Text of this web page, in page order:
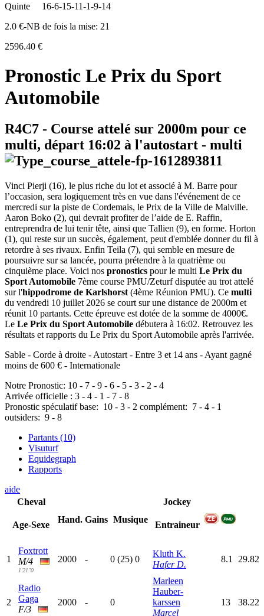
Quinte
16-6-15-11-1-9-14
2.0 €-NB de fois la mise: 21
2596.40 €
Pronostic Le Prix du Sport
Automobile
R4C7 - Course attelé sur 2000m pour ce
multi, départ 16:02 à l'autostart - multi
Vinci Pierji (16), le plus riche du lot et associé à M. Barre pour
l’occasion, sera logiquement très en vue dans l'événement de ce
mercredi sur la piste de Cordemais, le Prix de la Ville de Malville.
Aaron Boko (2), qui devrait profiter de l’aide de E. Raffin,
entreprendra de lui tenir tête, ainsi que Tallien (9), en forme. Horton
(1), qui reste sur un succès, également, peut d'emblée donner du fil à
retordre à ses rivaux. Enfin Teila (7), qui semble en mesure de
poursuivre sur sa lancée, pourra prétendre à la quatrième ou
cinquième place. Voici nos pronostics pour le multi Le Prix du
Sport Automobile 7ème course PMU/Zeturf disputée au trot attelé
sur l'hippodrome de Karlshorst (4ème Réunion PMU). Ce multi
du vendredi 10 juillet 2026 se court sur une distance de 2000m et
réunit 10 partants. Cette épreuve est dotée de la somme de 4000€.
Le Le Prix du Sport Automobile débutera à 16:02. Retrouvez les
résultats et rapports du Le Prix du Sport Automobile après l'arrivée.
Sable - Corde à droite - Autostart - Entre 3 et 14 ans - Ayant gagné
moins de 600 € - Internationale
Notre Pronostic: 10 - 7 - 9 - 6 - 5 - 3 - 2 - 4
Arrivée officielle : 3 - 4 - 1 - 7 - 8
Pronostic spéculatif base: 10 - 3 - 2 complément: 7 - 4 - 1
outsiders: 9 - 8
Partants (10)
Visuturf
Equidegraph
Rapports
aide
Cheval
Age-Sexe
Hand. Gains Musique
Jockey
Entraineur
1
Foxtrott
M/4
1'21"0
2000 - 0 (25) 0
Kluth K.
Hafer D.
8.1 29.82
2
Radio
Gaga
F/3
2000 - 0
Marleen
Hauber-
karssen
Marcel
13 38.22